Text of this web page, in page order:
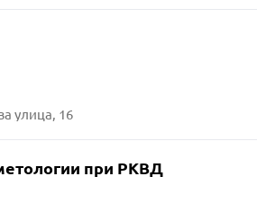
улица, 16
при РКВД